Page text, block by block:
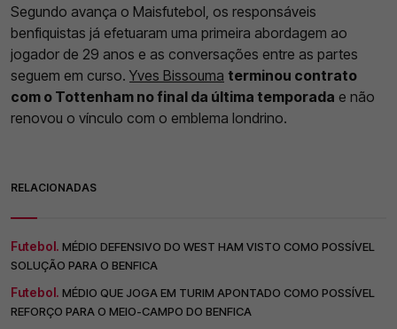
Segundo avança o Maisfutebol, os responsáveis
benfiquistas já efetuaram uma primeira abordagem ao
jogador de 29 anos e as conversações entre as partes
seguem em curso. Yves Bissouma terminou contrato
com o Tottenham no final da última temporada e não
renovou o vínculo com o emblema londrino.
RELACIONADAS
Futebol. MÉDIO DEFENSIVO DO WEST HAM VISTO COMO POSSÍVEL
SOLUÇÃO PARA O BENFICA
Futebol. MÉDIO QUE JOGA EM TURIM APONTADO COMO POSSÍVEL
REFORÇO PARA O MEIO-CAMPO DO BENFICA